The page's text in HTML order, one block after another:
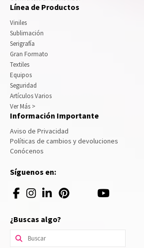
Línea de Productos
Viniles
Sublimación
Serigrafía
Gran Formato
Textiles
Equipos
Seguridad
Artículos Varios
Ver Más >
Información Importante
Aviso de Privacidad
Políticas de cambios y devoluciones
Conócenos
Síguenos en:
¿Buscas algo?
Buscar
por: